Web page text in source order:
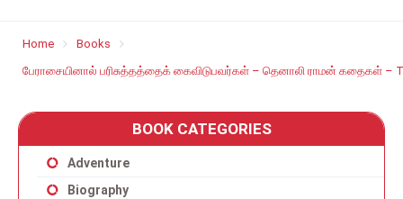
Home
Books
பேராசையினால் பரிசுத்தத்தைக் கைவிடுபவர்கள் – தெனாலி ராமன் கதைகள் –
BOOK CATEGORIES
Adventure
Biography